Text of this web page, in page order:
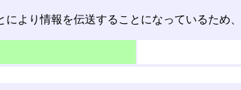
より情報を伝送することになっているため、